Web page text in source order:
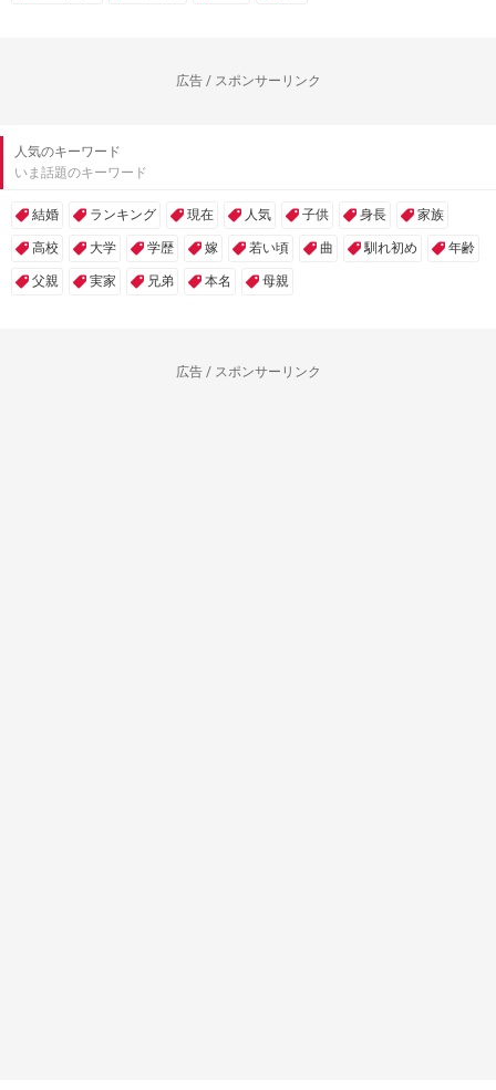
広告 / スポンサーリンク
人気のキーワード
いま話題のキーワード
結婚 ランキング 現在 人気 子供 身長 家族
高校 大学 学歴 嫁 若い頃 曲 馴れ初め 年齢
父親 実家 兄弟 本名 母親
広告 / スポンサーリンク